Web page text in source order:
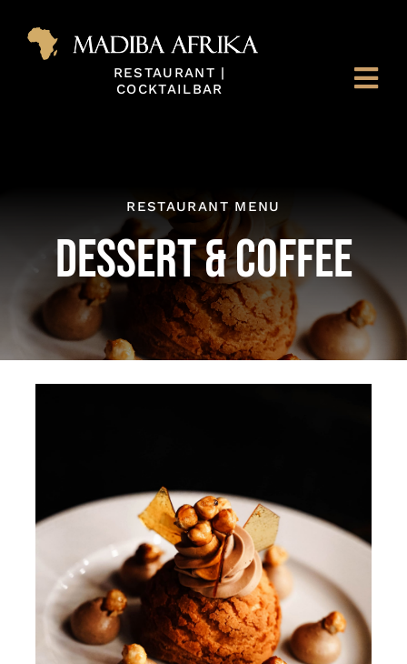
Inhalt
springen
RESTAURANT |
COCKTAILBAR
MENÜ
RESERVATION
RESTAURANT MENU
DESSERT & COFFEE